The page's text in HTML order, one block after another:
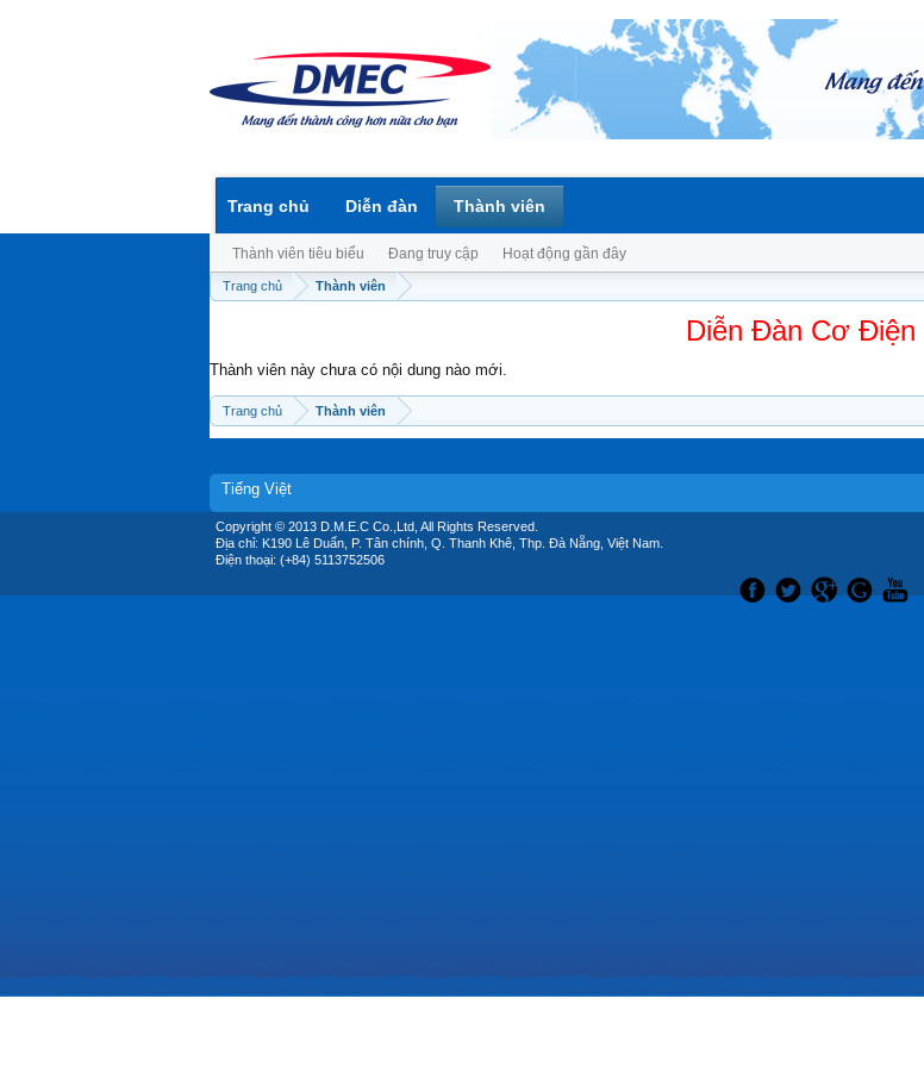
Trang chủ Thành viên
Diễn Đàn Cơ Điện
Thành viên này chưa có nội dung nào mới.
Trang chủ Thành viên
Trang chủ Diễn đàn Thành viên
Thành viên tiêu biểu Đang truy cập Hoạt động gần đây
Tiếng Việt
Copyright © 2013 D.M.E.C Co.,Ltd, All Rights Reserved.
Địa chỉ: K190 Lê Duẩn, P. Tân chính, Q. Thanh Khê, Thp. Đà Nẵng, Việt Nam.
Điện thoại: (+84) 5113752506